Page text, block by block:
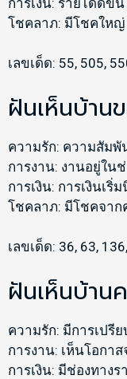
โชคลาภ: มีโชคใหญ่
เลขเด็ด: 55, 505,
ฝันเห็นบ้าน
ความรัก: ความสัมพั
การงาน: งานอยู่ใน
การเงิน: การเงินเริ่
โชคลาภ: มีโชคจาก
เลขเด็ด: 36, 63,
ฝันเห็นบ้าน
ความรัก: มีการเปรี
การงาน: เห็นโอกา
การเงิน: มีช่องทางร